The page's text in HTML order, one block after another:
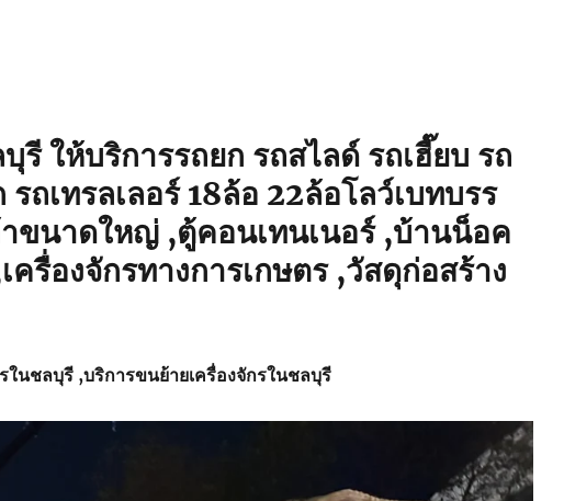
ให้บริการรถยก รถสไลด์ รถเฮี๊ยบ รถ
ถเทรลเลอร์ 18ล้อ 22ล้อโลว์เบทบรร
ขนาดใหญ่ ,ตู้คอนเทนเนอร์ ,บ้านน็อค
ครื่องจักรทางการเกษตร ,วัสดุก่อสร้าง
ในชลบุรี,บริการขนย้ายเครื่องจักรในชลบุรี